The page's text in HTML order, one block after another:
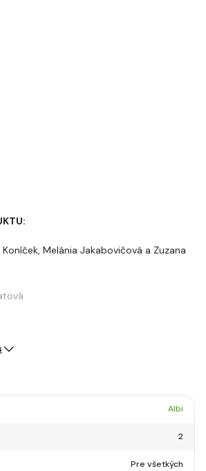
Melánia Jakabovičová a Zuzana
Albi
2
Pre všetkých